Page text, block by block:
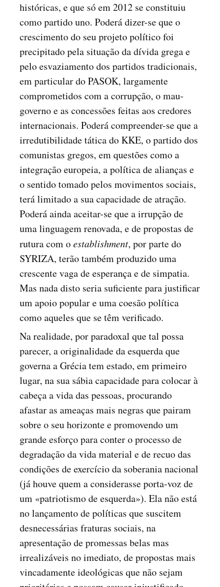
históricas, e que só em 2012 se constituiu
como partido uno. Poderá dizer-se que o
crescimento do seu projeto político foi
precipitado pela situação da dívida grega e
pelo esvaziamento dos partidos tradicionais,
em particular do PASOK, largamente
comprometidos com a corrupção, o mau-
governo e as concessões feitas aos credores
internacionais. Poderá compreender-se que a
irredutibilidade tática do KKE, o partido dos
comunistas gregos, em questões como a
integração europeia, a política de alianças e
o sentido tomado pelos movimentos sociais,
terá limitado a sua capacidade de atração.
Poderá ainda aceitar-se que a irrupção de
uma linguagem renovada, e de propostas de
rutura com oestablishment, por parte do
SYRIZA, terão também produzido uma
crescente vaga de esperança e de simpatia.
Mas nada disto seria suficiente para justificar
um apoio popular e uma coesão política
como aqueles que se têm verificado.
Na realidade, por paradoxal que tal possa
parecer, a originalidade da esquerda que
governa a Grécia tem estado, em primeiro
lugar, na sua sábia capacidade para colocar à
cabeça a vida das pessoas, procurando
afastar as ameaças mais negras que pairam
sobre o seu horizonte e promovendo um
grande esforço para conter o processo de
degradação da vida material e de recuo das
condições de exercício da soberania nacional
(já houve quem a considerasse porta-voz de
um «patriotismo de esquerda»). Ela não está
no lançamento de políticas que suscitem
desnecessárias fraturas sociais, na
apresentação de promessas belas mas
irrealizáveis no imediato, de propostas mais
vincadamente ideológicas que não sejam